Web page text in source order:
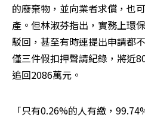
的廢棄物，並向業者求償，也
產。但林淑芬指出，實務上環
駁回，甚至有時連提出申請都
僅三件假扣押聲請紀錄，將近
追回2086萬元。
「只有0.26%的人有繳，